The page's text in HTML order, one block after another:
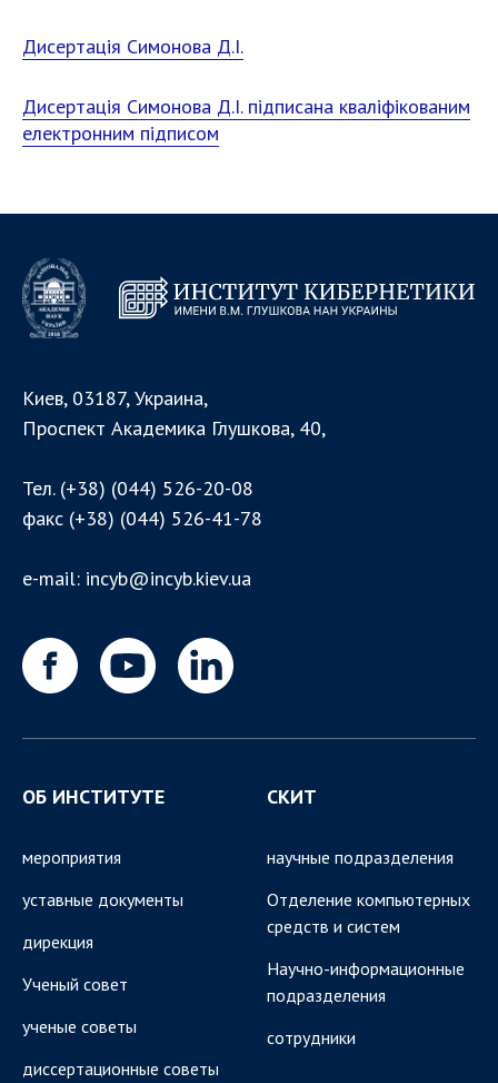
Дисертація Симонова Д.І.
Дисертація Симонова Д.І. підписана кваліфікованим
електронним підписом
Киев, 03187, Украина,
Проспект Академика Глушкова, 40,
Тел. (+38) (044) 526-20-08
факс (+38) (044) 526-41-78
e-mail: incyb@incyb.kiev.ua
ОБ ИНСТИТУТЕ
мероприятия
уставные документы
дирекция
Ученый совет
ученые советы
диссертационные советы
СКИТ
научные подразделения
Отделение компьютерных
средств и систем
Научно-информационные
подразделения
сотрудники